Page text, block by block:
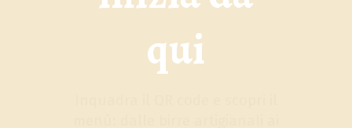
qui